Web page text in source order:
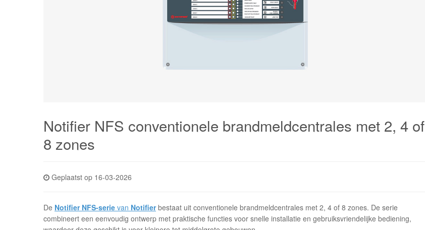
Notifier NFS conventionele brandmeldcentrales met 2, 4 of
8 zones
Geplaatst op 16-03-2026
De Notifier NFS-serie van Notifierbestaat uit conventionele brandmeldcentrales met 2, 4 of 8 zones. De serie
combineert een eenvoudig ontwerp met praktische functies voor snelle installatie en gebruiksvriendelijke bediening,